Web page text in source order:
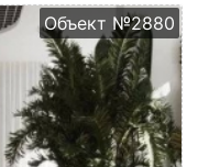
Объект №2880